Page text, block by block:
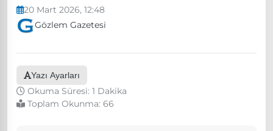
Ünlü çift bir etkinliğe daha katılmama kararı aldı
20 Mart 2026, 12:48
Gözlem Gazetesi
Yazı Ayarları
Okuma Süresi: 1 Dakika
Toplam Okunma: 66